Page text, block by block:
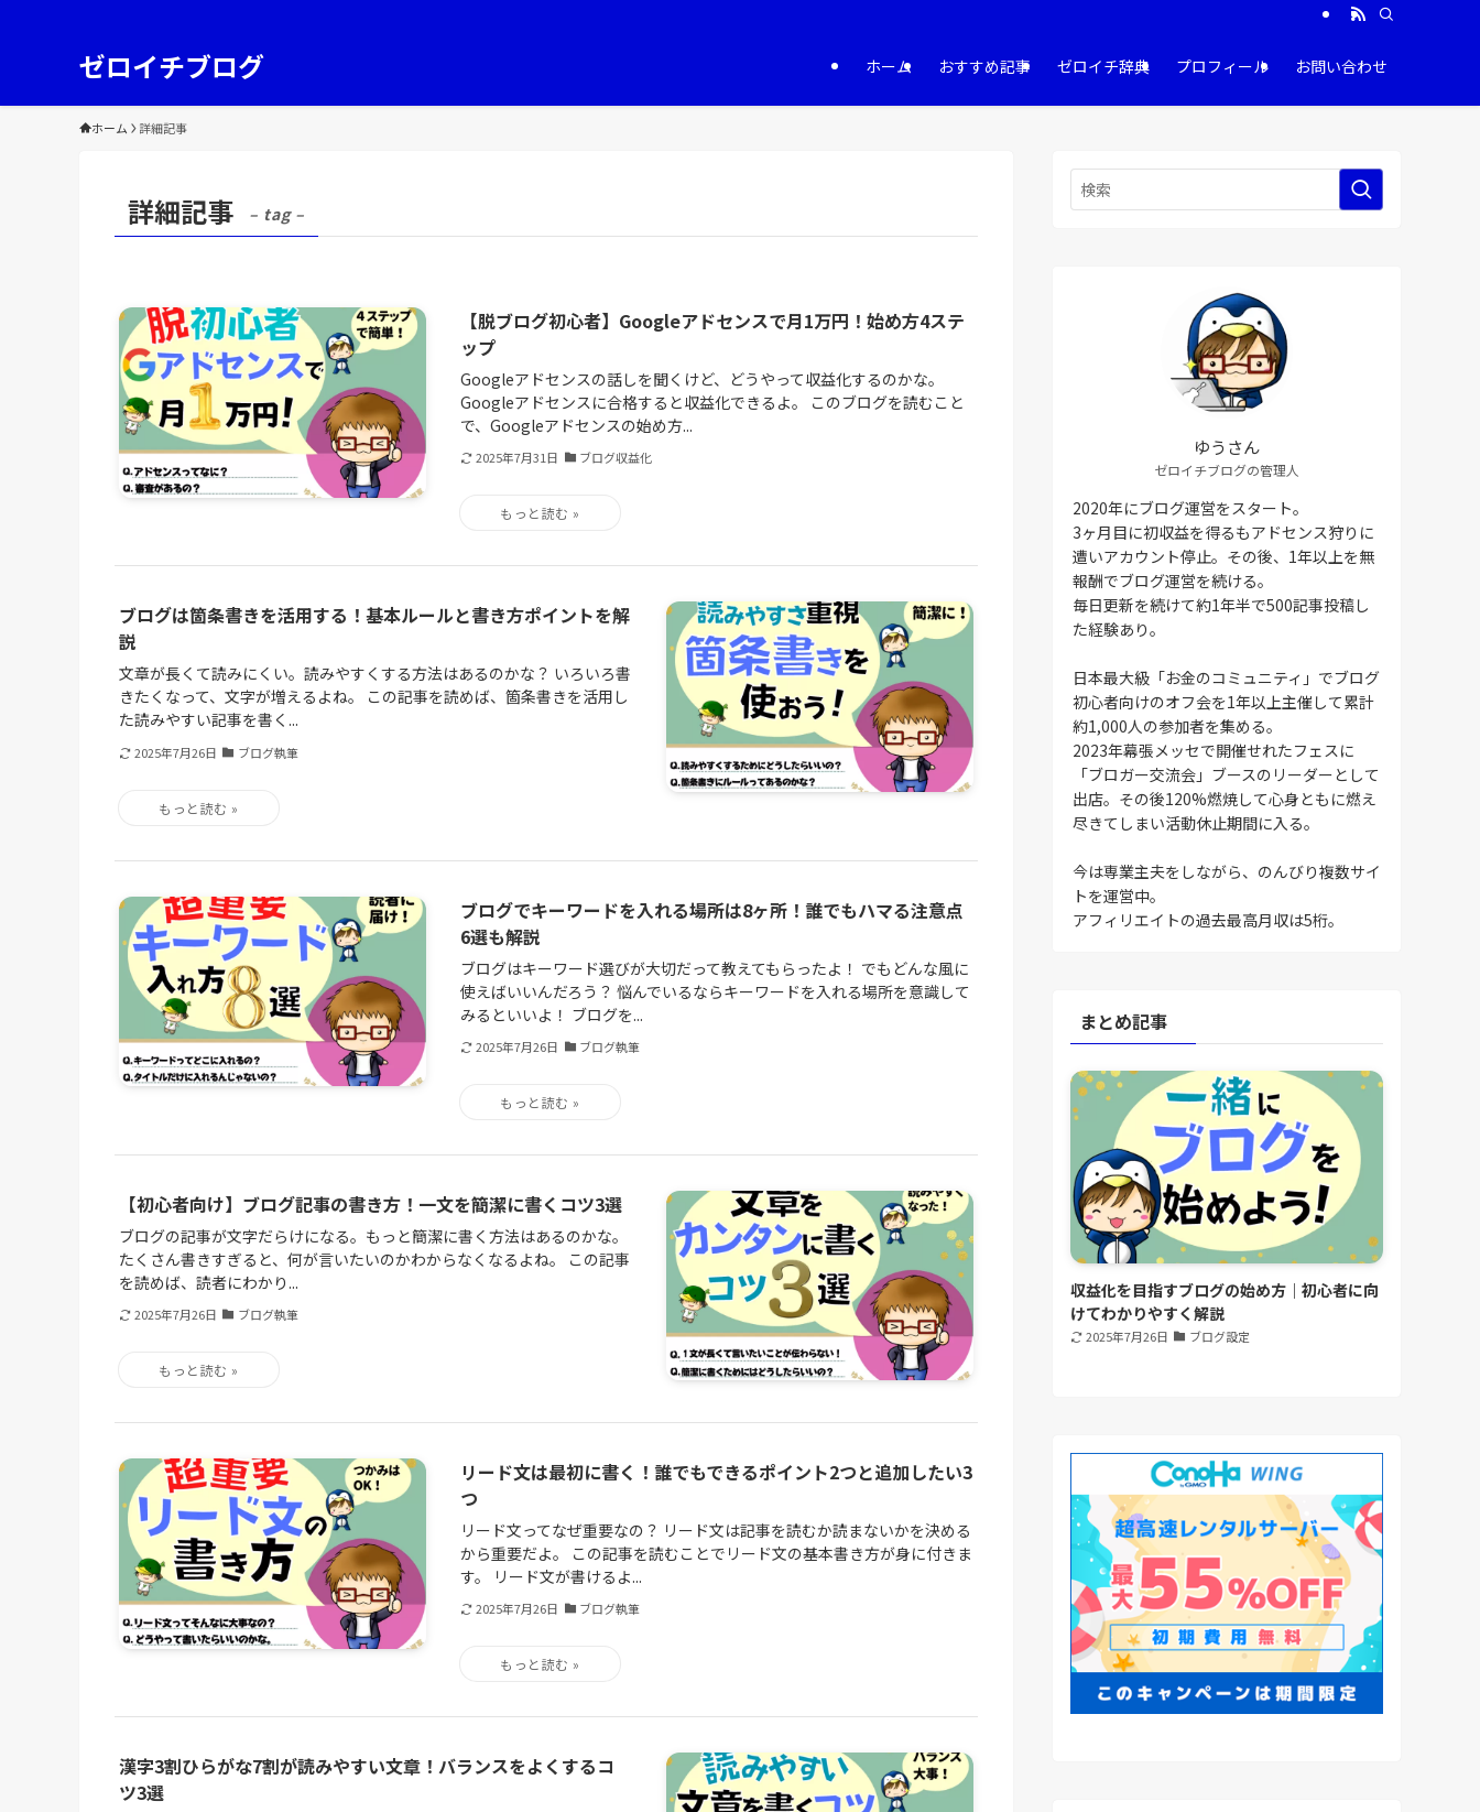
ゼロイチブログ ホーム おすすめ記事 ゼロイチ辞典 プロフィール お問い合わせ
ホーム 詳細記事
詳細記事 – tag –
【脱ブログ初心者】Googleアドセンスで月1万円！始め方4ステ
ップ
Googleアドセンスの話しを聞くけど、どうやって収益化するのかな。
Googleアドセンスに合格すると収益化できるよ。 このブログを読むこと
で、Googleアドセンスの始め方...
2025年7月31日 ブログ収益化
ブログは箇条書きを活用する！基本ルールと書き方ポイントを解
説
文章が長くて読みにくい。読みやすくする方法はあるのかな？ いろいろ書
きたくなって、文字が増えるよね。 この記事を読めば、箇条書きを活用し
た読みやすい記事を書く...
2025年7月26日 ブログ執筆
ブログでキーワードを入れる場所は8ヶ所！誰でもハマる注意点
6選も解説
ブログはキーワード選びが大切だって教えてもらったよ！ でもどんな風に
使えばいいんだろう？ 悩んでいるならキーワードを入れる場所を意識して
みるといいよ！ ブログを...
2025年7月26日 ブログ執筆
【初心者向け】ブログ記事の書き方！一文を簡潔に書くコツ3選
ブログの記事が文字だらけになる。もっと簡潔に書く方法はあるのかな。
たくさん書きすぎると、何が言いたいのかわからなくなるよね。 この記事
を読めば、読者にわかり...
2025年7月26日 ブログ執筆
リード文は最初に書く！誰でもできるポイント2つと追加したい3
つ
リード文ってなぜ重要なの？ リード文は記事を読むか読まないかを決める
から重要だよ。 この記事を読むことでリード文の基本書き方が身に付きま
す。 リード文が書けるよ...
2025年7月26日 ブログ執筆
漢字3割ひらがな7割が読みやすい文章！バランスをよくするコ
ツ3選
ゆうさん
ゼロイチブログの管理人
2020年にブログ運営をスタート。
3ヶ月目に初収益を得るもアドセンス狩りに
遭いアカウント停止。その後、1年以上を無
報酬でブログ運営を続ける。
毎日更新を続けて約1年半で500記事投稿し
た経験あり。
日本最大級「お金のコミュニティ」でブログ
初心者向けのオフ会を1年以上主催して累計
約1,000人の参加者を集める。
2023年幕張メッセで開催せれたフェスに
「ブロガー交流会」ブースのリーダーとして
出店。その後120%燃焼して心身ともに燃え
尽きてしまい活動休止期間に入る。
今は専業主夫をしながら、のんびり複数サイ
トを運営中。
アフィリエイトの過去最高月収は5桁。
まとめ記事
収益化を目指すブログの始め方｜初心者に向
けてわかりやすく解説
2025年7月26日 ブログ設定